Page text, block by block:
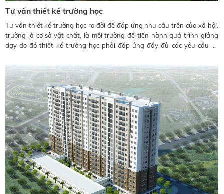
Tư vấn thiết kế trường học
Tư vấn thiết kế trường học ra đời để đáp ứng nhu cầu trên của xã hội,
trường là cơ sở vật chất, là môi trường để tiến hành quá trình giảng
dạy do đó thiết kế trường học phải đáp ứng đầy đủ các yêu cầu về